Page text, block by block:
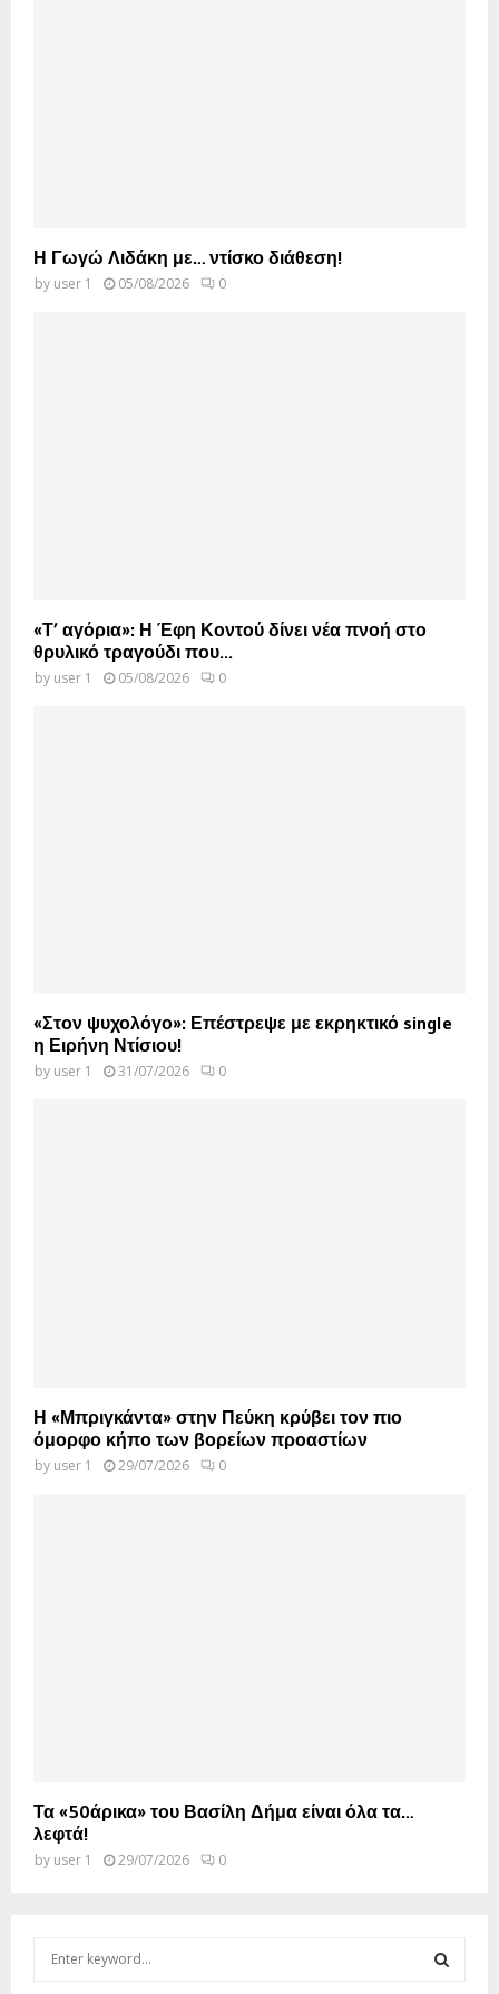
Η Γωγώ Λιδάκη με… ντίσκο διάθεση!
by user 1 05/08/2026 0
«Τ’ αγόρια»: Η Έφη Κοντού δίνει νέα πνοή στο
θρυλικό τραγούδι που...
by user 1 05/08/2026 0
«Στον ψυχολόγο»: Επέστρεψε με εκρηκτικό single
η Ειρήνη Ντίσιου!
by user 1 31/07/2026 0
Η «Μπριγκάντα» στην Πεύκη κρύβει τον πιο
όμορφο κήπο των βορείων προαστίων
by user 1 29/07/2026 0
Τα «50άρικα» του Βασίλη Δήμα είναι όλα τα…
λεφτά!
by user 1 29/07/2026 0